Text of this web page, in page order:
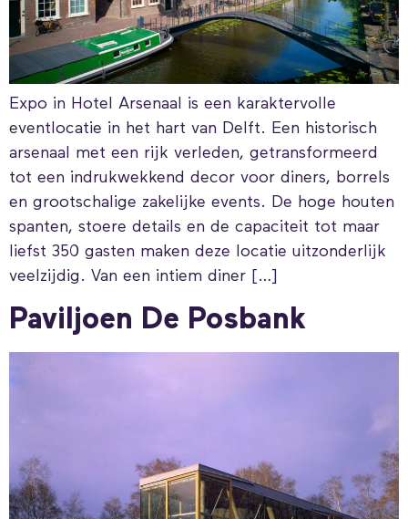
Expo in Hotel Arsenaal is een karaktervolle
eventlocatie in het hart van Delft. Een historisch
arsenaal met een rijk verleden, getransformeerd
tot een indrukwekkend decor voor diners, borrels
en grootschalige zakelijke events. De hoge houten
spanten, stoere details en de capaciteit tot maar
liefst 350 gasten maken deze locatie uitzonderlijk
veelzijdig. Van een intiem diner […]
Paviljoen De Posbank